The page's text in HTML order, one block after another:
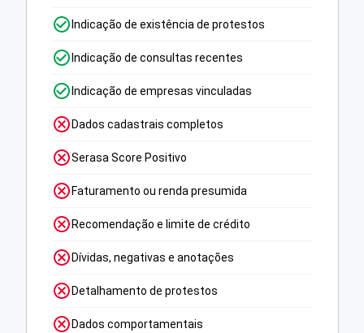
Indicação de existência de protestos
Indicação de consultas recentes
Indicação de empresas vinculadas
Dados cadastrais completos
Serasa Score Positivo
Faturamento ou renda presumida
Recomendação e limite de crédito
Dívidas, negativas e anotações
Detalhamento de protestos
Dados comportamentais